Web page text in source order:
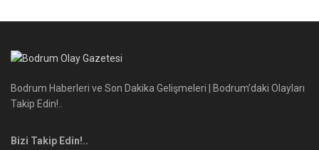
Bodrum Haberleri ve Son Dakika Gelişmeleri | Bodrum’daki Olayları
Takip Edin!..
Bizi Takip Edin!..